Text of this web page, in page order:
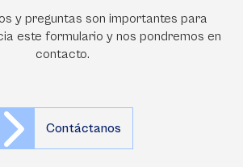
y preguntas son importantes para
este formulario y nos pondremos en
contacto.
Contáctanos